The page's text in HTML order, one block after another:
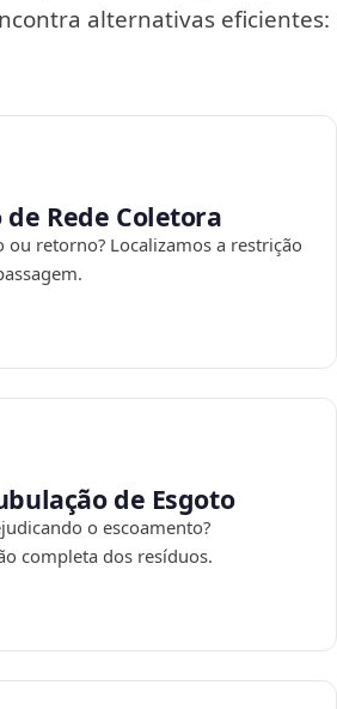
alternativas eficientes:
Rede Coletora
retorno? Localizamos a restrição
de Esgoto
o escoamento?
completa dos resíduos.